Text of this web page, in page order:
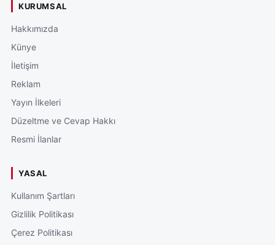
KURUMSAL
Hakkımızda
Künye
İletişim
Reklam
Yayın İlkeleri
Düzeltme ve Cevap Hakkı
Resmi İlanlar
YASAL
Kullanım Şartları
Gizlilik Politikası
Çerez Politikası